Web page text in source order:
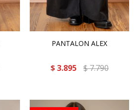
PANTALON ALEX
$ 3.895 $7.790